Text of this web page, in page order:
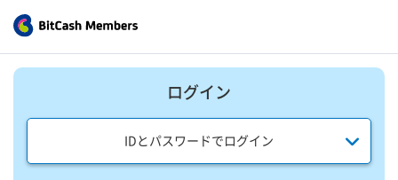
ログイン
IDとパスワードでログイン